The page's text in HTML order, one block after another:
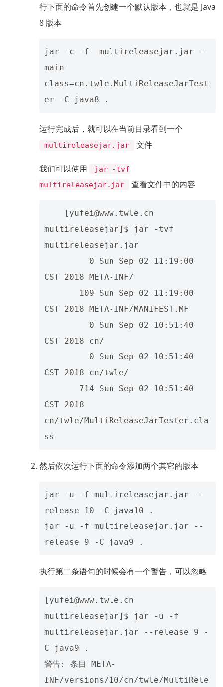
行下面的命令首先创建一个默认版本，也就是 Java
8 版本
jar -c -f  multireleasejar.jar --
main-
class=cn.twle.MultiReleaseJarTest
运行完成后，就可以在当前目录看到一个
multireleasejar.jar 文件
我们可以使用
jar -tvf
multireleasejar.jar
查看文件中的内容
multireleasejar]$ jar -tvf
multireleasejar.jar
CST 2018 META-INF/
CST 2018 META-INF/MANIFEST.MF
CST 2018 cn/
CST 2018 cn/twle/
CST 2018
cn/twle/MultiReleaseJarTester.cla
然后依次运行下面的命令添加两个其它的版本
jar -u -f multireleasejar.jar --
release 10 -C java10 .
jar -u -f multireleasejar.jar --
执行第二条语句的时候会有一个警告，可以忽略
[yufei@www.twle.cn
multireleasejar]$ jar -u -f
multireleasejar.jar --release 9 -
C java9 .
警告: 条目 META-
INF/versions/10/cn/twle/MultiRele